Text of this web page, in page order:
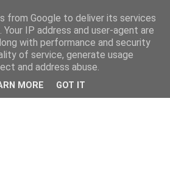
from Google to deliver its services
IP address and user-agent are
with performance and security
of service, generate usage
and address abuse.
MORE GOT IT